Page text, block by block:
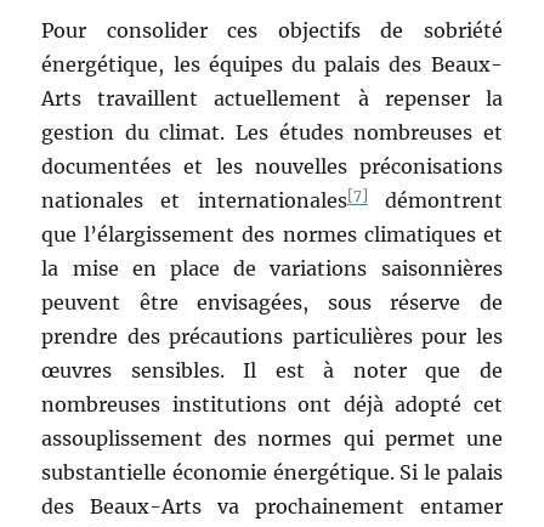
Pour consolider ces objectifs de sobriété
énergétique, les équipes du palais des Beaux-
Arts travaillent actuellement à repenser la
gestion du climat. Les études nombreuses et
documentées et les nouvelles préconisations
nationales et internationales[7]démontrent
que l’élargissement des normes climatiques et
la mise en place de variations saisonnières
peuvent être envisagées, sous réserve de
prendre des précautions particulières pour les
œuvres sensibles. Il est à noter que de
nombreuses institutions ont déjà adopté cet
assouplissement des normes qui permet une
substantielle économie énergétique. Si le palais
des Beaux-Arts va prochainement entamer